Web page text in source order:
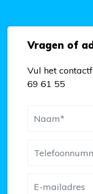
Vragen of
Vul het
69 61 55